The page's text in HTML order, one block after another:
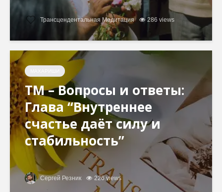
Трансцендентальная Медитация 286 views
ТМ – Вопросы и ответы:
Глава “Внутреннее
счастье даёт силу и
стабильность”
Сергей Резник 226 views